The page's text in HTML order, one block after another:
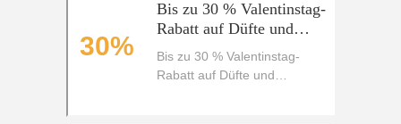
30%
Bis zu 30 % Valentinstag-
Rabatt auf Düfte und
Hautpflege bei Sephora
Bis zu 30 % Valentinstag-
Rabatt auf Düfte und